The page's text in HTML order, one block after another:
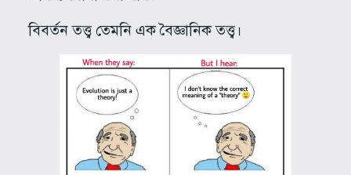
বিবর্তন তত্ত্ব তেমনি এক বৈজ্ঞানিক তত্ত্ব।